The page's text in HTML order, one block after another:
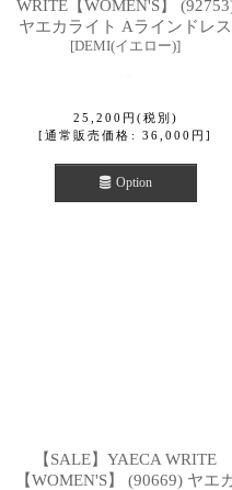
WRITE【WOMEN'S】
ヤエカライト Aラインドレス
[DEMI(イエロー)]
25,200 円 (税別)
[通常販売価格 : 36,000 円 ]
Option
【SALE】YAECA WRITE
【WOMEN'S】 (90669) ヤエ